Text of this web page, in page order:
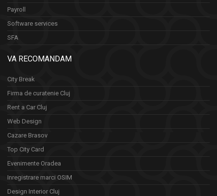
Payroll
Software services
SFA
VA RECOMANDAM
City Break
Firma de curatenie Cluj
Rent a Car Cluj
Web Design
Cazare Brasov
Top City Card
Evenimente Oradea
Inregistrare marci OSIM
Design Interior Cluj